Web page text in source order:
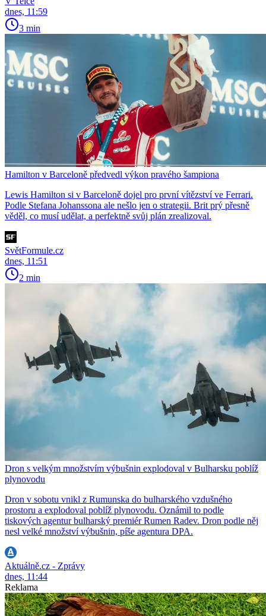
dnes, 11:59
3 min
Hamilton v Barceloně předvedl výkon pravého šampiona
Lewis Hamilton si v Barceloně dojel pro první vítězství ve Ferrari.
Podle Stefana Johanssona ale nešlo jen o strategii. Brit prý přesně
věděl, co musí udělat, a perfektně svůj plán zrealizoval.
SvětFormule.cz
dnes, 11:51
2 min
Dron s velkým množstvím výbušnin explodoval v Bulharsku poblíž
plynovodu
Dron v sobotu vnikl z Rumunska do bulharského vzdušného
prostoru a explodoval poblíž plynovodu. Oznámil to podle
tiskových agentur bulharský premiér Rumen Radev. Dron podle něj
nesl velké množství výbušnin, píše agentura DPA.
Aktuálně.cz - Zprávy
dnes, 11:44
Reklama